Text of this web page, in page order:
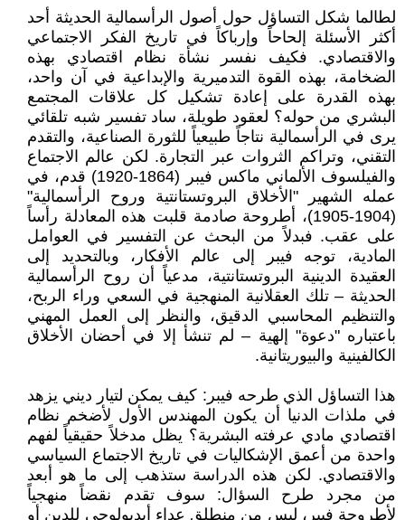
لطالما شكل التساؤل حول أصول الرأسمالية الحديثة أحد
أكثر الأسئلة إلحاحاً وإرباكاً في تاريخ الفكر الاجتماعي
والاقتصادي. فكيف نفسر نشأة نظام اقتصادي بهذه
الضخامة، بهذه القوة التدميرية والإبداعية في آن واحد،
بهذه القدرة على إعادة تشكيل كل علاقات المجتمع
البشري من حوله؟ لعقود طويلة، ساد تفسير شبه تلقائي
يرى في الرأسمالية نتاجاً طبيعياً للثورة الصناعية، والتقدم
التقني، وتراكم الثروات عبر التجارة. لكن عالم الاجتماع
والفيلسوف الألماني ماكس فيبر (1864-1920) قدم، في
عمله الشهير "الأخلاق البروتستانتية وروح الرأسمالية"
(1904-1905)، أطروحة صادمة قلبت هذه المعادلة رأساً
على عقب. فبدلاً من البحث عن التفسير في العوامل
المادية، توجه فيبر إلى عالم الأفكار، وبالتحديد إلى
العقيدة الدينية البروتستانتية، مدعياً أن روح الرأسمالية
الحديثة – تلك العقلانية المنهجية في السعي وراء الربح،
والتنظيم المحاسبي الدقيق، والنظر إلى العمل المهني
باعتباره "دعوة" إلهية – لم تنشأ إلا في أحضان الأخلاق
الكالفينية والبيوريتانية.
هذا التساؤل الذي طرحه فيبر: كيف يمكن لتيار ديني يزهد
في ملذات الدنيا أن يكون المهندس الأول لأضخم نظام
اقتصادي مادي عرفته البشرية؟ يظل مدخلاً حقيقياً لفهم
واحدة من أعمق الإشكاليات في تاريخ الاجتماع السياسي
والاقتصادي. لكن هذه الدراسة ستذهب إلى ما هو أبعد
من مجرد طرح السؤال: سوف تقدم نقضاً منهجياً
لأطروحة فيبر، ليس من منطلق عداء أيديولوجي للدين أو